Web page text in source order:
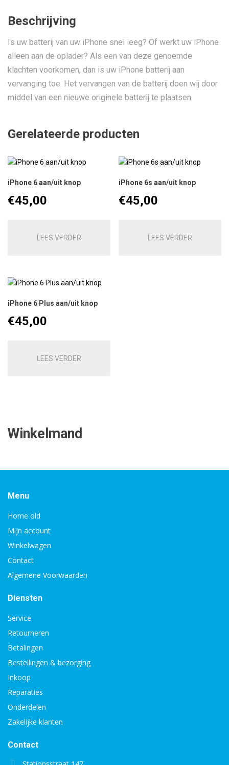
Beschrijving
Is uw batterij van uw iPhone snel leeg? Of werkt uw iPhone
alleen aan de oplader? Als een van deze genoemde
klachten voorkomen, dan is uw iPhone batterij aan
vervanging toe. Het vervangen van de batterij doen wij door
middel van een nieuwe originele batterij te plaatsen.
Gerelateerde producten
iPhone 6 aan/uit knop
€45,00
LEES VERDER
iPhone 6s aan/uit knop
€45,00
LEES VERDER
iPhone 6 Plus aan/uit knop
€45,00
LEES VERDER
Winkelmand
Menu
Home old
Mijn account
Winkelwagen
Contact
Algemene Voorwaarden
Diensten
Service
Retourneren
Betalingen
Bestellingen & bezorging
Inkoop
Reparaties
Onderdelen
Zakelijke klanten
Contact